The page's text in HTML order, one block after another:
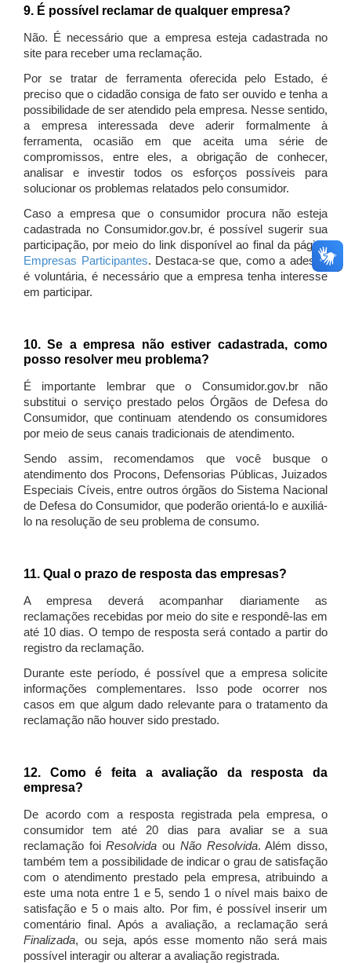
9. É possível reclamar de qualquer empresa?
Não. É necessário que a empresa esteja cadastrada no
site para receber uma reclamação.
Por se tratar de ferramenta oferecida pelo Estado, é
preciso que o cidadão consiga de fato ser ouvido e tenha a
possibilidade de ser atendido pela empresa. Nesse sentido,
a empresa interessada deve aderir formalmente à
ferramenta, ocasião em que aceita uma série de
compromissos, entre eles, a obrigação de conhecer,
analisar e investir todos os esforços possíveis para
solucionar os problemas relatados pelo consumidor.
Caso a empresa que o consumidor procura não esteja
cadastrada no Consumidor.gov.br, é possível sugerir sua
participação, por meio do link disponível ao final da página
Empresas Participantes. Destaca-se que, como a adesão
é voluntária, é necessário que a empresa tenha interesse
em participar.
10. Se a empresa não estiver cadastrada, como
posso resolver meu problema?
É importante lembrar que o Consumidor.gov.br não
substitui o serviço prestado pelos Órgãos de Defesa do
Consumidor, que continuam atendendo os consumidores
por meio de seus canais tradicionais de atendimento.
Sendo assim, recomendamos que você busque o
atendimento dos Procons, Defensorias Públicas, Juizados
Especiais Cíveis, entre outros órgãos do Sistema Nacional
de Defesa do Consumidor, que poderão orientá-lo e auxiliá-
lo na resolução de seu problema de consumo.
11. Qual o prazo de resposta das empresas?
A empresa deverá acompanhar diariamente as
reclamações recebidas por meio do site e respondê-las em
até 10 dias. O tempo de resposta será contado a partir do
registro da reclamação.
Durante este período, é possível que a empresa solicite
informações complementares. Isso pode ocorrer nos
casos em que algum dado relevante para o tratamento da
reclamação não houver sido prestado.
12. Como é feita a avaliação da resposta da
empresa?
De acordo com a resposta registrada pela empresa, o
consumidor tem até 20 dias para avaliar se a sua
reclamação foiResolvida ou Não Resolvida. Além disso,
também tem a possibilidade de indicar o grau de satisfação
com o atendimento prestado pela empresa, atribuindo a
este uma nota entre 1 e 5, sendo 1 o nível mais baixo de
satisfação e 5 o mais alto. Por fim, é possível inserir um
comentário final. Após a avaliação, a reclamação será
Finalizada, ou seja, após esse momento não será mais
possível interagir ou alterar a avaliação registrada.